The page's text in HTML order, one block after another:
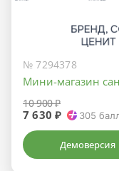
№ 7294378
Мини-магазин
10 900 ₽
7 630 ₽ 305
Демоверсия